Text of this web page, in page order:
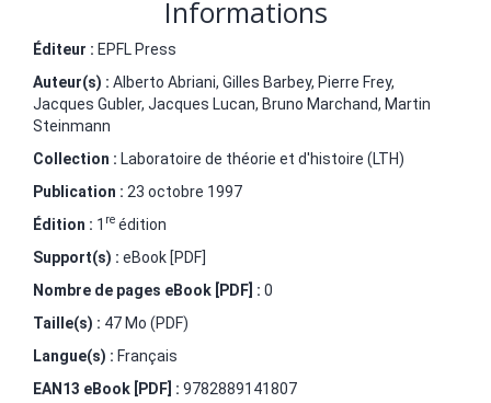
Informations
Éditeur : EPFL Press
Auteur(s) : Alberto Abriani, Gilles Barbey, Pierre Frey,
Jacques Gubler, Jacques Lucan, Bruno Marchand, Martin
Steinmann
Collection : Laboratoire de théorie et d'histoire (LTH)
Publication : 23 octobre 1997
Édition : 1 re édition
Support(s) : eBook [PDF]
Nombre de pages eBook [PDF] : 0
Taille(s) : 47 Mo (PDF)
Langue(s) : Français
EAN13 eBook [PDF] : 9782889141807